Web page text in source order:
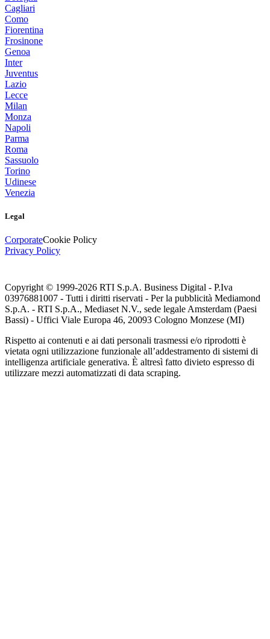
Cagliari
Como
Fiorentina
Frosinone
Genoa
Inter
Juventus
Lazio
Lecce
Milan
Monza
Napoli
Parma
Roma
Sassuolo
Torino
Udinese
Venezia
Legal
CorporateCookie Policy
Privacy Policy
Copyright © 1999-2026 RTI S.p.A. Business Digital - P.Iva
03976881007 - Tutti i diritti riservati - Per la pubblicità Mediamond
S.p.A. - RTI S.p.A., Mediaset N.V., sede legale Amsterdam (Paesi
Bassi) - Uffici Viale Europa 46, 20093 Cologno Monzese (MI)
Rispetto ai contenuti e ai dati personali trasmessi e/o riprodotti è
vietata ogni utilizzazione funzionale all’addestramento di sistemi di
intelligenza artificiale generativa. È altresì fatto divieto espresso di
utilizzare mezzi automatizzati di data scraping.